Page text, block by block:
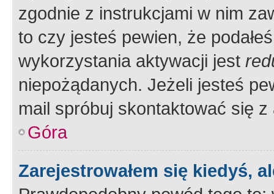
zgodnie z instrukcjami w nim
to czy jesteś pewien, że
wykorzystania aktywacji jest
niepożądanych. Jeżeli jesteś
mail spróbuj skontaktować się
Góra
Zarejestrowałem się kiedyś,